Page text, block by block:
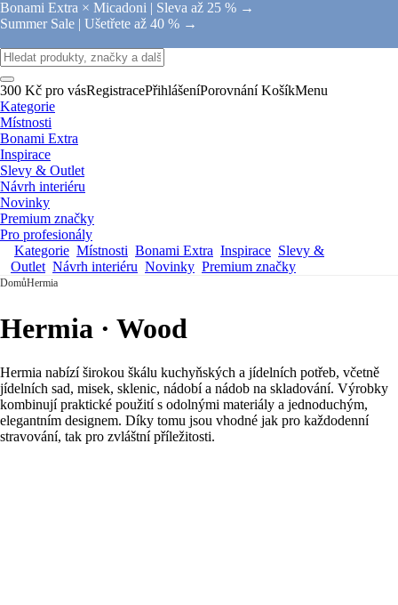
Bonami Extra × Micadoni | Sleva až 25 % →
Summer Sale | Ušetřete až 40 % →
300 Kč pro vásRegistracePřihlášeníPorovnání KošíkMenu
Kategorie
Místnosti
Bonami Extra
Inspirace
Slevy & Outlet
Návrh interiéru
Novinky
Premium značky
Pro profesionály
Kategorie Místnosti Bonami Extra Inspirace Slevy &
Outlet Návrh interiéru Novinky Premium značky
DomůHermia
Hermia · Wood
Hermia nabízí širokou škálu kuchyňských a jídelních potřeb, včetně
jídelních sad, misek, sklenic, nádobí a nádob na skladování. Výrobky
kombinují praktické použití s odolnými materiály a jednoduchým,
elegantním designem. Díky tomu jsou vhodné jak pro každodenní
stravování, tak pro zvláštní příležitosti.